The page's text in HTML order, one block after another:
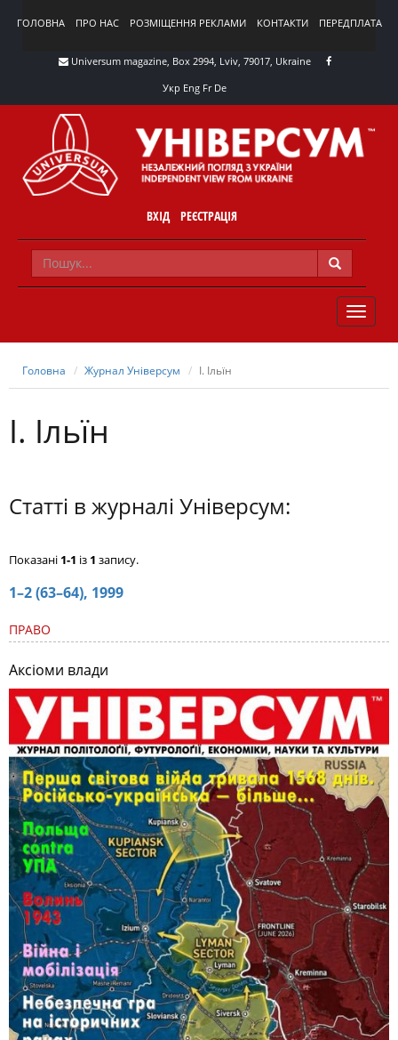
ГОЛОВНА ПРО НАС РОЗМІЩЕННЯ РЕКЛАМИ КОНТАКТИ ПЕРЕДПЛАТА
Universum magazine, Box 2994, Lviv, 79017, Ukraine
Укр Eng Fr De
ВХІД РЕЄСТРАЦІЯ
TOGGLE
Головна Журнал Універсум І. Ільїн
І. Ільїн
Статті в журналі Універсум:
Показані 1-1 із 1 запису.
1–2 (63–64), 1999
ПРАВО
Аксіоми влади